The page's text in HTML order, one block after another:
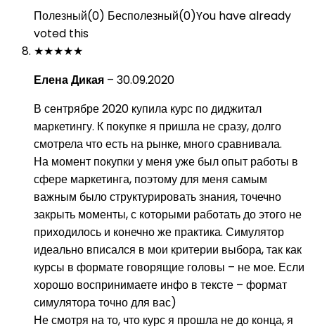
Полезный(0) Бесполезный(0)You have already
voted this
★★★★★
Елена Дикая – 30.09.2020
В сентрябре 2020 купила курс по диджитал
маркетингу. К покупке я пришла не сразу, долго
смотрела что есть на рынке, много сравнивала.
На момент покупки у меня уже был опыт работы в
сфере маркетинга, поэтому для меня самым
важным было структурировать знания, точечно
закрыть моменты, с которыми работать до этого не
приходилось и конечно же практика. Симулятор
идеально вписался в мои критерии выбора, так как
курсы в формате говорящие головы – не мое. Если
хорошо воспринимаете инфо в тексте – формат
симулятора точно для вас)
Не смотря на то, что курс я прошла не до конца, я